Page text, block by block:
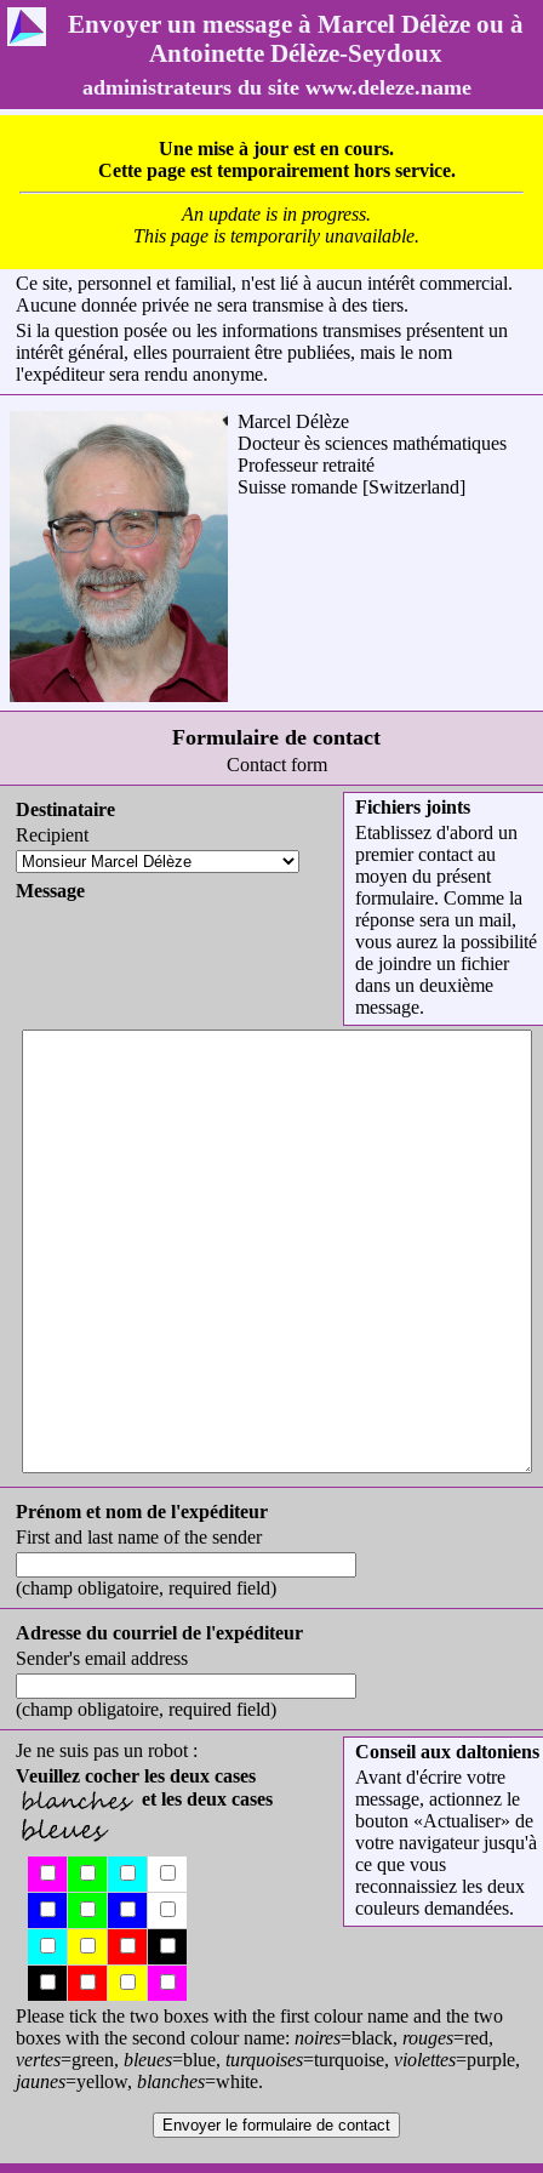
Envoyer un message à Marcel Délèze ou à
Antoinette Délèze-Seydoux
administrateurs du site www.deleze.name
Une mise à jour est en cours.
Cette page est temporairement hors service.
An update is in progress.
This page is temporarily unavailable.
Ce site, personnel et familial, n'est lié à aucun intérêt commercial.
Aucune donnée privée ne sera transmise à des tiers.
Si la question posée ou les informations transmises présentent un
intérêt général, elles pourraient être publiées, mais le nom
l'expéditeur sera rendu anonyme.
Marcel Délèze
Docteur ès sciences mathématiques
Professeur retraité
Suisse romande [Switzerland]
Formulaire de contact
Contact form
Fichiers joints
Etablissez d'abord un
premier contact au
moyen du présent
formulaire. Comme la
réponse sera un mail,
vous aurez la possibilité
de joindre un fichier
dans un deuxième
message.
Destinataire
Recipient
Message
Prénom et nom de l'expéditeur
First and last name of the sender
(champ obligatoire,required field)
Adresse du courriel de l'expéditeur
Sender's email address
(champ obligatoire,required field)
Conseil aux daltoniens
Avant d'écrire votre
message, actionnez le
bouton «Actualiser» de
votre navigateur jusqu'à
ce que vous
reconnaissiez les deux
couleurs demandées.
Je ne suis pas un robot :
Veuillez cocher les deux cases
et les deux cases
Please tick the two boxes with the first colour name and the two
boxes with the second colour name:noires=black, rouges=red,
vertes=green,bleues=blue,turquoises=turquoise,violettes=purple,
jaunes=yellow,blanches=white.